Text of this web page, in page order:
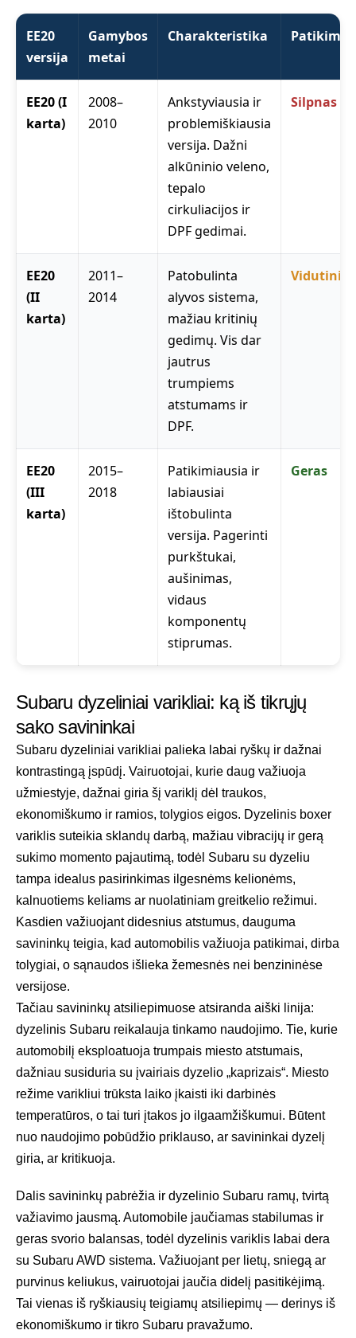
EE20
versija
Gamybos
metai
Charakteristika
EE20 (I
karta)
2008–
2010
Ankstyviausia ir
problemiškiausia
versija. Dažni
alkūninio veleno,
tepalo
cirkuliacijos ir
DPF gedimai.
Silpnas
EE20
(II
karta)
2011–
2014
Patobulinta
alyvos sistema,
mažiau kritinių
gedimų. Vis dar
jautrus
trumpiems
atstumams ir
DPF.
Vidutinis
EE20
(III
karta)
2015–
2018
Patikimiausia ir
labiausiai
ištobulinta
versija. Pagerinti
purkštukai,
aušinimas,
vidaus
komponentų
stiprumas.
Geras
Subaru dyzeliniai varikliai: ką iš tikrųjų
sako savininkai
Subaru dyzeliniai varikliai palieka labai ryškų ir dažnai
kontrastingą įspūdį. Vairuotojai, kurie daug važiuoja
užmiestyje, dažnai giria šį variklį dėl traukos,
ekonomiškumo ir ramios, tolygios eigos. Dyzelinis boxer
variklis suteikia sklandų darbą, mažiau vibracijų ir gerą
sukimo momento pajautimą, todėl Subaru su dyzeliu
tampa idealus pasirinkimas ilgesnėms kelionėms,
kalnuotiems keliams ar nuolatiniam greitkelio režimui.
Kasdien važiuojant didesnius atstumus, dauguma
savininkų teigia, kad automobilis važiuoja patikimai, dirba
tolygiai, o sąnaudos išlieka žemesnės nei benzininėse
versijose.
Tačiau savininkų atsiliepimuose atsiranda aiški linija:
dyzelinis Subaru reikalauja tinkamo naudojimo. Tie, kurie
automobilį eksploatuoja trumpais miesto atstumais,
dažniau susiduria su įvairiais dyzelio „kaprizais“. Miesto
režime varikliui trūksta laiko įkaisti iki darbinės
temperatūros, o tai turi įtakos jo ilgaamžiškumui. Būtent
nuo naudojimo pobūdžio priklauso, ar savininkai dyzelį
giria, ar kritikuoja.
Dalis savininkų pabrėžia ir dyzelinio Subaru ramų, tvirtą
važiavimo jausmą. Automobile jaučiamas stabilumas ir
geras svorio balansas, todėl dyzelinis variklis labai dera
su Subaru AWD sistema. Važiuojant per lietų, sniegą ar
purvinus keliukus, vairuotojai jaučia didelį pasitikėjimą.
Tai vienas iš ryškiausių teigiamų atsiliepimų — derinys iš
ekonomiškumo ir tikro Subaru pravažumo.